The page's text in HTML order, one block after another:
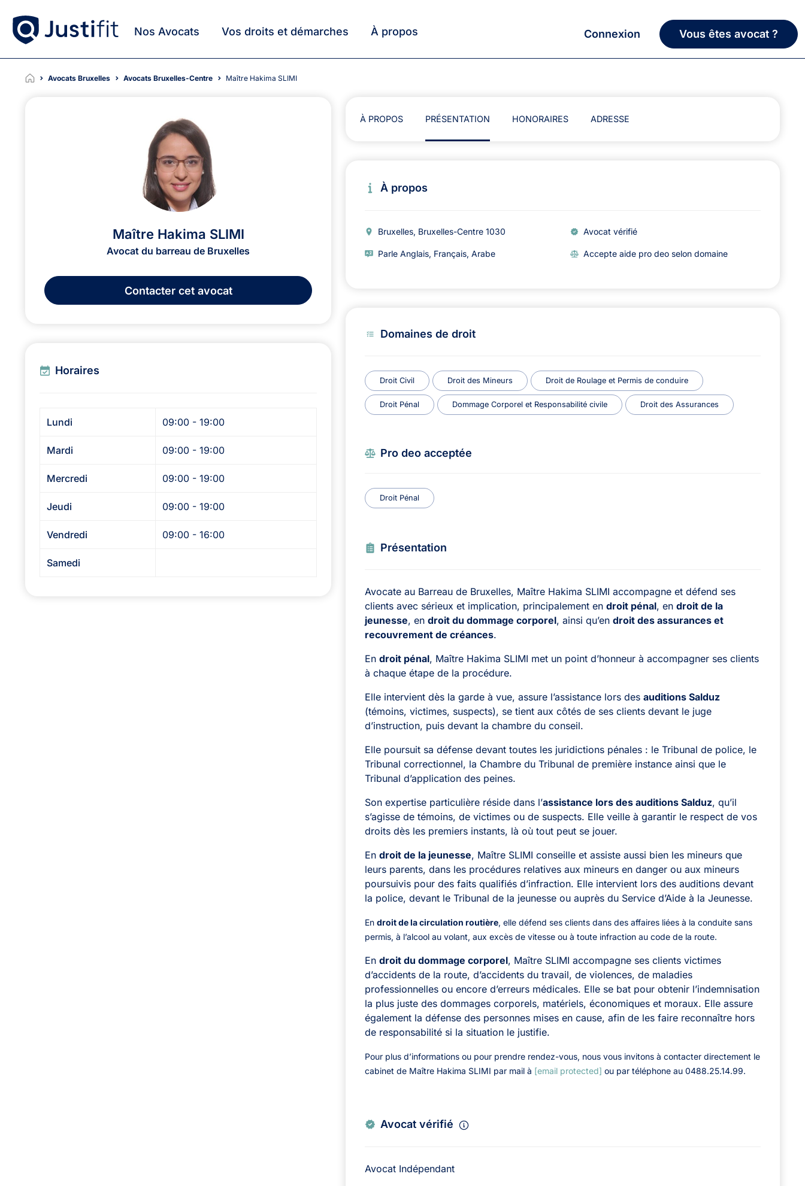
Nos Avocats Vos droits et démarches À propos Connexion Vous êtes avocat ?
Avocats Bruxelles Avocats Bruxelles-Centre Maître Hakima SLIMI
Maître Hakima SLIMI
Avocat du barreau de Bruxelles
Contactercet avocat
Horaires
Lundi 09:00 - 19:00
Mardi 09:00 - 19:00
Mercredi 09:00 - 19:00
Jeudi 09:00 - 19:00
Vendredi 09:00 - 16:00
Samedi
À PROPOS PRÉSENTATION HONORAIRES ADRESSE
À propos
Bruxelles, Bruxelles-Centre 1030 Avocat vérifié
Parle Anglais, Français, Arabe Accepte aide pro deo selon domaine
Domaines de droit
Droit Civil Droit des Mineurs Droit de Roulage et Permis de conduire
Droit Pénal Dommage Corporel et Responsabilité civile Droit des Assurances
Pro deo acceptée
Droit Pénal
Présentation
Avocate au Barreau de Bruxelles, Maître Hakima SLIMI accompagne et défend ses
clients avec sérieux et implication, principalement en droit pénal, en droit de la
jeunesse, en droit du dommage corporel, ainsi qu’en droit des assurances et
recouvrement de créances.
En droit pénal, Maître Hakima SLIMI met un point d’honneur à accompagner ses clients
à chaque étape de la procédure.
Elle intervient dès la garde à vue, assure l’assistance lors des auditions Salduz
(témoins, victimes, suspects), se tient aux côtés de ses clients devant le juge
d’instruction, puis devant la chambre du conseil.
Elle poursuit sa défense devant toutes les juridictions pénales : le Tribunal de police, le
Tribunal correctionnel, la Chambre du Tribunal de première instance ainsi que le
Tribunal d’application des peines.
Son expertise particulière réside dans l’assistance lors des auditions Salduz, qu’il
s’agisse de témoins, de victimes ou de suspects. Elle veille à garantir le respect de vos
droits dès les premiers instants, là où tout peut se jouer.
En droit de la jeunesse, Maître SLIMI conseille et assiste aussi bien les mineurs que
leurs parents, dans les procédures relatives aux mineurs en danger ou aux mineurs
poursuivis pour des faits qualifiés d’infraction. Elle intervient lors des auditions devant
la police, devant le Tribunal de la jeunesse ou auprès du Service d’Aide à la Jeunesse.
En droit de la circulation routière, elle défend ses clients dans des affaires liées à la conduite sans
permis, à l’alcool au volant, aux excès de vitesse ou à toute infraction au code de la route.
En droit du dommage corporel, Maître SLIMI accompagne ses clients victimes
d’accidents de la route, d’accidents du travail, de violences, de maladies
professionnelles ou encore d’erreurs médicales. Elle se bat pour obtenir l’indemnisation
la plus juste des dommages corporels, matériels, économiques et moraux. Elle assure
également la défense des personnes mises en cause, afin de les faire reconnaître hors
de responsabilité si la situation le justifie.
Pour plus d’informations ou pour prendre rendez-vous, nous vous invitons à contacter directement le
cabinet de Maître Hakima SLIMI par mail à [email protected] ou par téléphone au 0488.25.14.99.
Avocat vérifié
Avocat Indépendant